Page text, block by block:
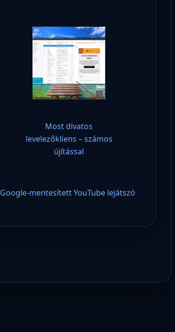
Most divatos
levelezőkliens – számos
újítással
Google-mentesített YouTube lejátszó